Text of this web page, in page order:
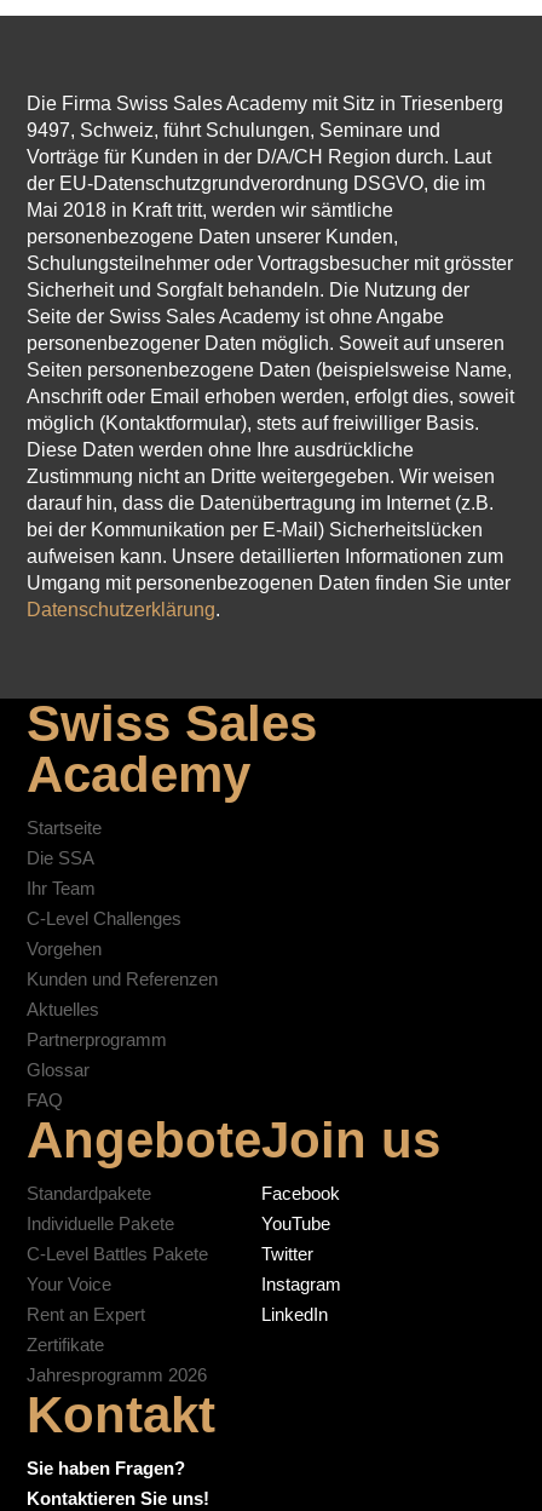
Die Firma Swiss Sales Academy mit Sitz in Triesenberg
9497, Schweiz, führt Schulungen, Seminare und
Vorträge für Kunden in der D/A/CH Region durch. Laut
der EU-Datenschutzgrundverordnung DSGVO, die im
Mai 2018 in Kraft tritt, werden wir sämtliche
personenbezogene Daten unserer Kunden,
Schulungsteilnehmer oder Vortragsbesucher mit grösster
Sicherheit und Sorgfalt behandeln. Die Nutzung der
Seite der Swiss Sales Academy ist ohne Angabe
personenbezogener Daten möglich. Soweit auf unseren
Seiten personenbezogene Daten (beispielsweise Name,
Anschrift oder Email erhoben werden, erfolgt dies, soweit
möglich (Kontaktformular), stets auf freiwilliger Basis.
Diese Daten werden ohne Ihre ausdrückliche
Zustimmung nicht an Dritte weitergegeben. Wir weisen
darauf hin, dass die Datenübertragung im Internet (z.B.
bei der Kommunikation per E-Mail) Sicherheitslücken
aufweisen kann. Unsere detaillierten Informationen zum
Umgang mit personenbezogenen Daten finden Sie unter
Datenschutzerklärung.
Swiss Sales
Academy
Startseite
Die SSA
Ihr Team
C-Level Challenges
Vorgehen
Kunden und Referenzen
Aktuelles
Partnerprogramm
Glossar
FAQ
Angebote
Standardpakete
Individuelle Pakete
C-Level Battles Pakete
Your Voice
Rent an Expert
Zertifikate
Jahresprogramm 2026
Join us
Facebook
YouTube
Twitter
Instagram
LinkedIn
Kontakt
Sie haben Fragen?
Kontaktieren Sie uns!